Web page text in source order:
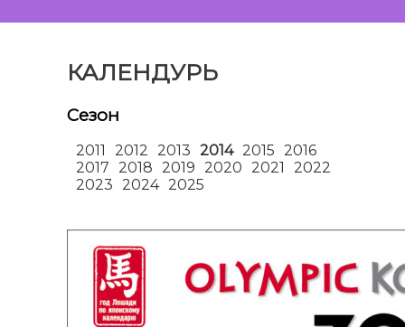
КАЛЕНДУРЬ
Сезон
2011 2012 2013 2014 2015 2016
2017 2018 2019 2020 2021
2022
2023 2024 2025